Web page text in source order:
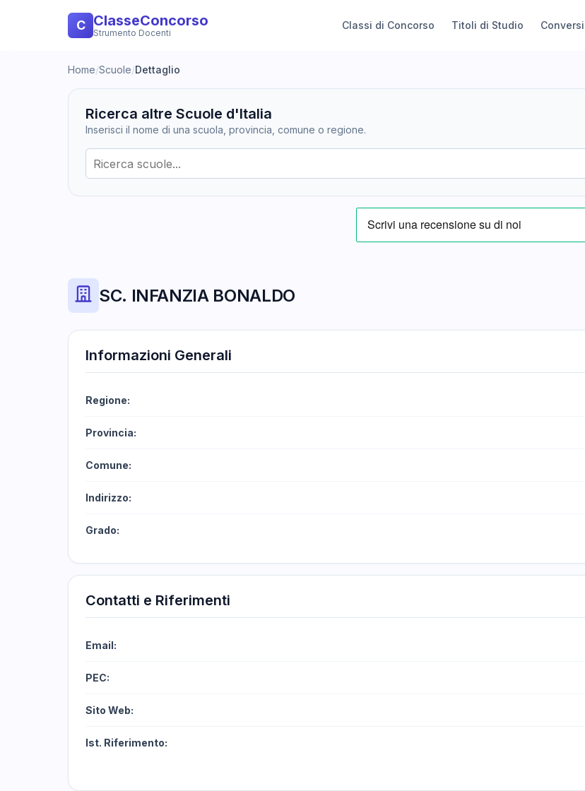
C ClasseConcorso
Strumento Docenti
Classi di Concorso Titoli di Studio
Home/Scuole/Dettaglio
Ricerca altre Scuole d'Italia
Inserisci il nome di una scuola, provincia, comune o regione.
SC. INFANZIA BONALDO
Informazioni Generali
Regione:
Provincia:
Comune:
Indirizzo:
Grado:
Contatti e Riferimenti
Email:
PEC:
Sito Web:
Ist. Riferimento: